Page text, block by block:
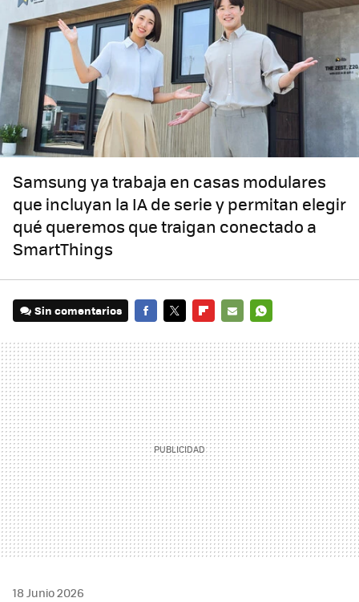
Samsung ya trabaja en casas modulares
que incluyan la IA de serie y permitan elegir
qué queremos que traigan conectado a
SmartThings
Sin comentarios
MAIL
18 Junio 2026